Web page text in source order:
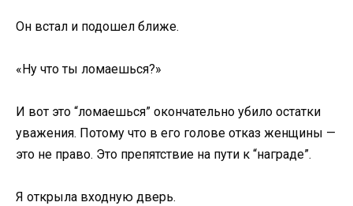
Он встал и подошел ближе.
«Ну что ты ломаешься?»
И вот это “ломаешься” окончательно убило остатки
уважения. Потому что в его голове отказ женщины —
это не право. Это препятствие на пути к “награде”.
Я открыла входную дверь.